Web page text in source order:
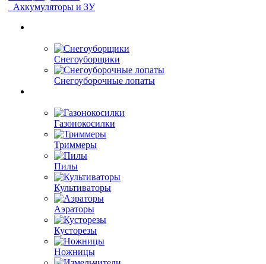
Аккумуляторы и ЗУ
Снегоуборщики
Снегоуборочные лопаты
Газонокосилки
Триммеры
Пилы
Культиваторы
Аэраторы
Кусторезы
Ножницы